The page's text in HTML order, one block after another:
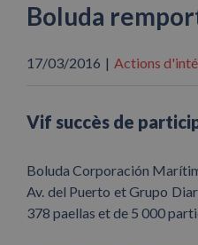
Boluda
17/03/2016 | Actions
Vif succès de
Boluda Corporación
Av. del Puerto et Grupo
378 paellas et de 5 000